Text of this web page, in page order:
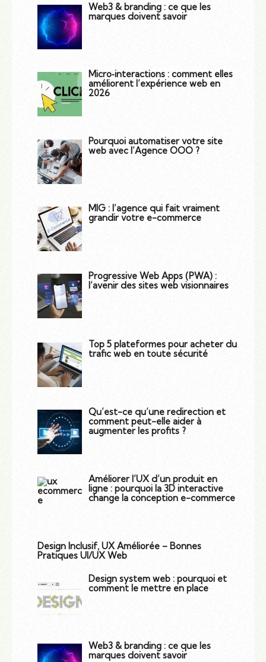
Web3 & branding : ce que les
marques doivent savoir
Micro‑interactions : comment elles
améliorent l’expérience web en
2026
Pourquoi automatiser votre site
web avec l’Agence OOO ?
MIG : l’agence qui fait vraiment
grandir votre e-commerce
Progressive Web Apps (PWA) :
l’avenir des sites web visionnaires
Top 5 plateformes pour acheter du
trafic web en toute sécurité
Qu’est-ce qu’une redirection et
comment peut-elle aider à
augmenter les profits ?
Améliorer l’UX d’un produit en
ligne : pourquoi la 3D interactive
change la conception e-commerce
Design Inclusif, UX Améliorée – Bonnes
Pratiques UI/UX Web
Design system web : pourquoi et
comment le mettre en place
Web3 & branding : ce que les
marques doivent savoir